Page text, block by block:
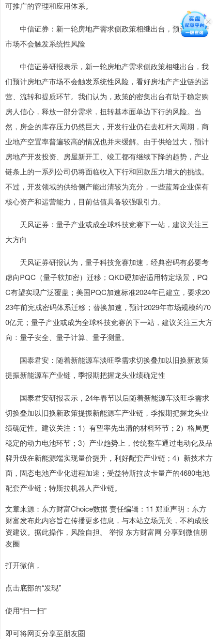
可推广的管理和应用体系。
中信证券：新一轮房地产需求侧政策相继出台，预计房地产
市场不会触发系统性风险
中信证券研报表示，新一轮房地产需求侧政策相继出台，我
们预计房地产市场不会触发系统性风险，看好房地产产业链的运
营、流转和提质环节。我们认为，政策的密集出台有助于稳定购
房人信心，释放一部分需求，扭转基本面单边下行的风险。当
然，房企的库存压力仍然巨大，开发行业仍在去杠杆大周期，商
业地产空置率普遍较高的情况也并未缓解。由于供给过大，预计
房地产开发投资、房屋新开工、竣工都有继续下降的趋势，产业
链条上的一系列公司仍将面临收入下行和回款压力增大的挑战。
不过，开发领域的供给侧产能出清较为充分，一些蓝筹企业保有
核心资产和运营能力，目前估值具备较强吸引力。
天风证券：量子产业或成全球科技竞赛下一站，建议关注三
大方向
天风证券研报认为，量子科技竞赛加速，经典密码有必要考
虑向PQC（量子软加密）迁移；QKD硬加密适用特定场景，PQ
C有望实现广泛覆盖；美国PQC加速标准2024年已建立，要求20
23年前完成密码体系迁移；替换加速，预计2029年市场规模约70
0亿元；量子产业或成为全球科技竞赛的下一站，建议关注三大方
向：量子安全、量子计算、量子测量。
国泰君安：随着新能源车淡旺季需求切换叠加以旧换新政策
提振新能源车产业链，季报期把握龙头业绩确定性
国泰君安研报表示，24年春节以后随着新能源车淡旺季需求
切换叠加以旧换新政策提振新能源车产业链，季报期把握龙头业
绩确定性。建议关注：1）有望率先出清的材料环节；2）格局更
稳定的动力电池环节；3）产业趋势上，传统整车通过电动化及品
牌升级在新能源端实现量价提升，利好配套产业链；4）新技术方
面，固态电池产业化进程加速；受益特斯拉皮卡量产的4680电池
配套产业链；特斯拉机器人产业链。
文章来源：东方财富Choice数据 责任编辑：11 郑重声明：东方
财富发布此内容旨在传播更多信息，与本站立场无关，不构成投
资建议。据此操作，风险自担。 举报 东方财富网 分享到微信朋
友圈
打开微信，
点击底部的“发现”
使用“扫一扫”
即可将网页分享至朋友圈